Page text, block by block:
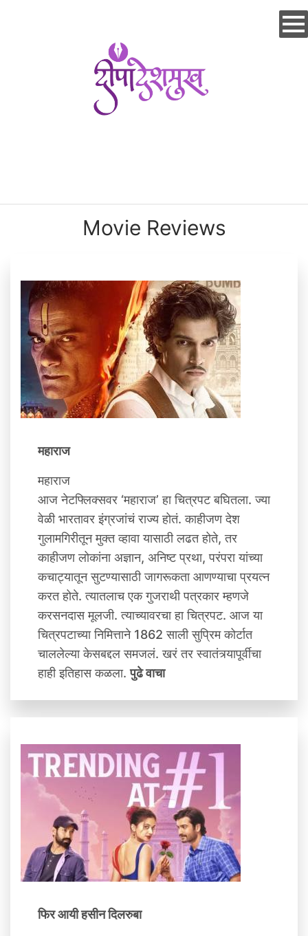
Movie Reviews
महाराज
महाराज
आज नेटफ्लिक्सवर ‘महाराज’ हा चित्रपट बघितला. ज्या
वेळी भारतावर इंग्रजांचं राज्य होतं. काहीजण देश
गुलामगिरीतून मुक्‍त व्‍हावा यासाठी लढत होते, तर
काहीजण लोकांना अज्ञान, अनिष्ट प्रथा, परंपरा यांच्या
कचाट्यातून सुटण्यासाठी जागरूकता आणण्याचा प्रयत्न
करत होते. त्यातलाच एक गुजराथी पत्रकार म्हणजे
करसनदास मूलजी. त्याच्यावरचा हा चित्रपट. आज या
चित्रपटाच्या निमित्ताने 1862 साली सुप्रिम कोर्टात
चाललेल्या केसबद्दल समजलं. खरं तर स्वातंत्र्यापूर्वीचा
हाही इतिहास कळला.पुढे वाचा
फिर आयी हसीन दिलरुबा